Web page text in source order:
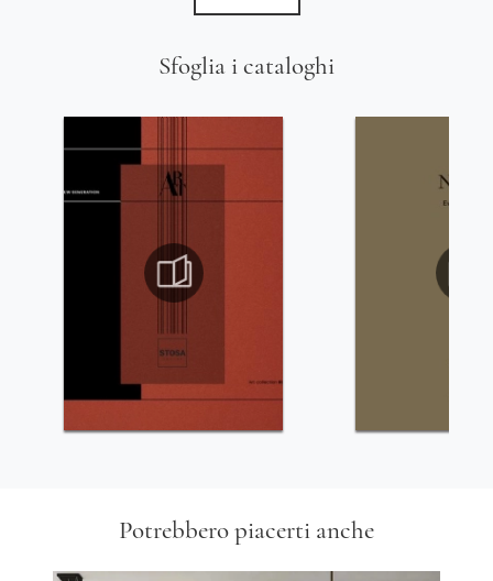
Sfoglia i cataloghi
Potrebbero piacerti anche